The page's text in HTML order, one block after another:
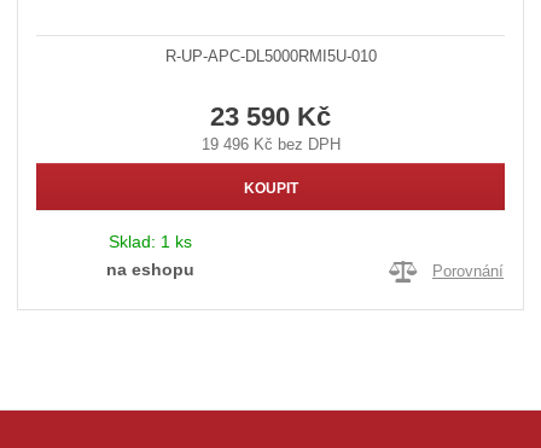
R-UP-APC-DL5000RMI5U-010
23 590 Kč
19 496 Kč bez DPH
KOUPIT
Sklad: 1 ks
na eshopu
Porovnání